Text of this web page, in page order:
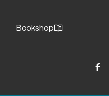
Bookshop